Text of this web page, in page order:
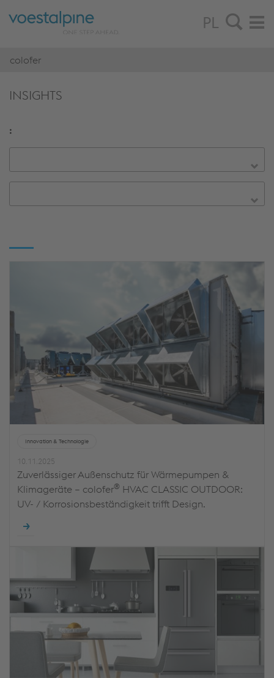
PL
colofer
INSIGHTS
:
Innovation & Technologie
10.11.2025
Zuverlässiger Außenschutz für Wärmepumpen &
Klimageräte – colofer® HVAC CLASSIC OUTDOOR:
UV- / Korrosionsbeständigkeit trifft Design.